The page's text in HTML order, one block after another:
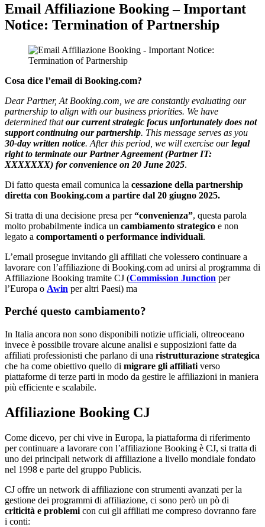
Email Affiliazione Booking – Important
Notice: Termination of Partnership
Cosa dice l’email di Booking.com?
Dear Partner, At Booking.com, we are constantly evaluating our
partnership to align with our business priorities. We have
determined thatour current strategic focus unfortunately does not
support continuing our partnership. This message serves as you
30-day written notice. After this period, we will exercise ourlegal
right to terminate our Partner Agreement (Partner IT:
XXXXXXX) for convenience on 20 June 2025.
Di fatto questa email comunica la cessazione della partnership
diretta con Booking.com a partire dal 20 giugno 2025.
Si tratta di una decisione presa per“convenienza”, questa parola
molto probabilmente indica un cambiamento strategico e non
legato a comportamenti o performance individuali.
L’email prosegue invitando gli affiliati che volessero continuare a
lavorare con l’affiliazione di Booking.com ad unirsi al programma di
Affiliazione Booking tramite CJ (Commission Junction per
l’Europa o Awin per altri Paesi) ma
Perché questo cambiamento?
In Italia ancora non sono disponibili notizie ufficiali, oltreoceano
invece è possibile trovare alcune analisi e supposizioni fatte da
affiliati professionisti che parlano di una ristrutturazione strategica
che ha come obiettivo quello di migrare gli affiliati verso
piattaforme di terze parti in modo da gestire le affiliazioni in maniera
più efficiente e scalabile.
Affiliazione Booking CJ
Come dicevo, per chi vive in Europa, la piattaforma di riferimento
per continuare a lavorare con l’affiliazione Booking è CJ, si tratta di
uno dei principali network di affiliazione a livello mondiale fondato
nel 1998 e parte del gruppo Publicis.
CJ offre un network di affiliazione con strumenti avanzati per la
gestione dei programmi di affiliazione, ci sono però un pò di
criticità e problemi con cui gli affiliati me compreso dovranno fare
i conti: